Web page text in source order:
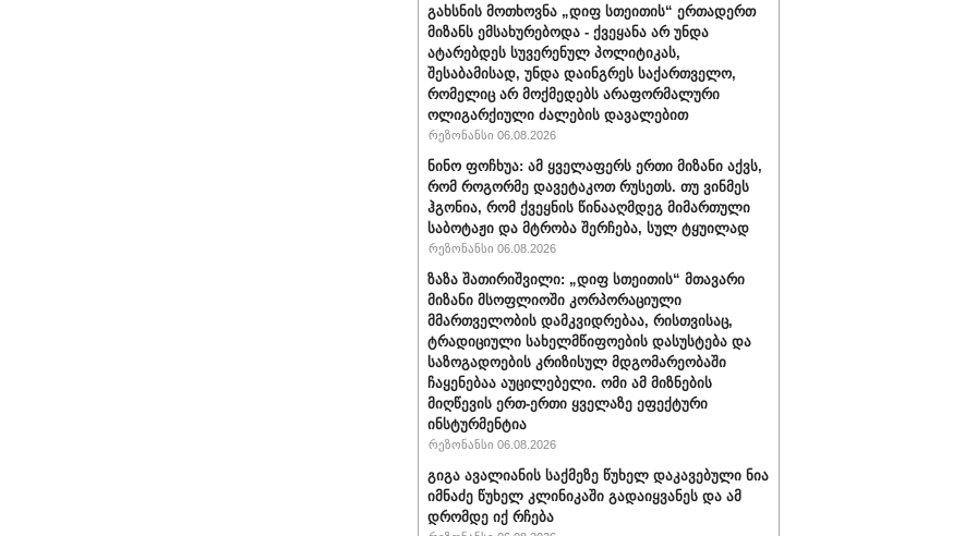
გახსნის მოთხოვნა „დიფ სთეითის“ ერთადერთ
მიზანს ემსახურებოდა - ქვეყანა არ უნდა
ატარებდეს სუვერენულ პოლიტიკას,
შესაბამისად, უნდა დაინგრეს საქართველო,
რომელიც არ მოქმედებს არაფორმალური
ოლიგარქიული ძალების დავალებით
რეზონანსი 06.08.2026
ნინო ფოჩხუა: ამ ყველაფერს ერთი მიზანი აქვს,
რომ როგორმე დავეტაკოთ რუსეთს. თუ ვინმეს
ჰგონია, რომ ქვეყნის წინააღმდეგ მიმართული
საბოტაჟი და მტრობა შერჩება, სულ ტყუილად
რეზონანსი 06.08.2026
ზაზა შათირიშვილი: „დიფ სთეითის“ მთავარი
მიზანი მსოფლიოში კორპორაციული
მმართველობის დამკვიდრებაა, რისთვისაც,
ტრადიციული სახელმწიფოების დასუსტება და
საზოგადოების კრიზისულ მდგომარეობაში
ჩაყენებაა აუცილებელი. ომი ამ მიზნების
მიღწევის ერთ-ერთი ყველაზე ეფექტური
ინსტურმენტია
რეზონანსი 06.08.2026
გიგა ავალიანის საქმეზე წუხელ დაკავებული ნია
იმნაძე წუხელ კლინიკაში გადაიყვანეს და ამ
დრომდე იქ რჩება